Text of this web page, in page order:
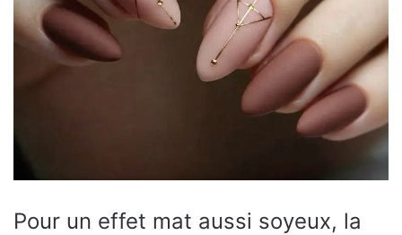
Pour un effet mat aussi soyeux, la